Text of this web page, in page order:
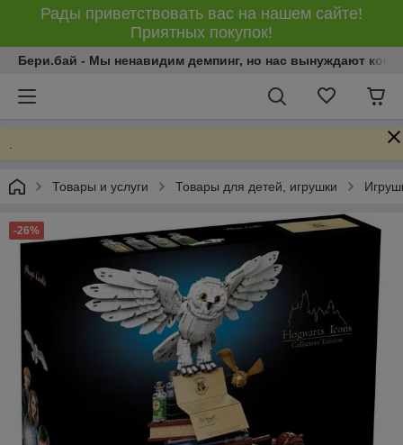
Рады приветствовать вас на нашем сайте!
Приятных покупок!
Бери.бай - Мы ненавидим демпинг, но нас вынуждают
Товары и услуги Товары для детей, игрушки
-26%